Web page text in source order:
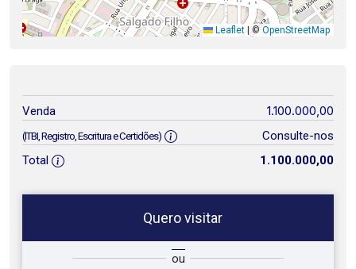
Leaflet | ©OpenStreetMap
Venda 1.100.000,00
(ITBI, Registro, Escritura e Certidões)
Consulte-nos
Total
1.100.000,00
Quero visitar
ou
Qual o melhor dia e horário para